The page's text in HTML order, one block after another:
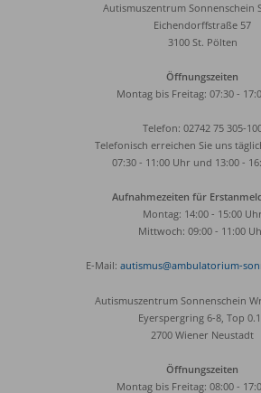
Autismuszentrum Sonnenschein
Eichendorffstraße 57
3100 St. Pölten
Öffnungszeiten
Montag bis Freitag: 07:30 -
Telefon: 02742 75 305-
Telefonisch erreichen Sie uns
07:30 - 11:00 Uhr und 13:00 -
Aufnahmezeiten für
Montag: 14:00 - 15:00 Uhr
Mittwoch: 09:00 - 11:00
E-Mail: autismus@ambulatorium-
Autismuszentrum Sonnenschein
Eyerspergring 6-8, Top
2700 Wiener Neustadt
Öffnungszeiten
Montag bis Freitag: 08:00 -